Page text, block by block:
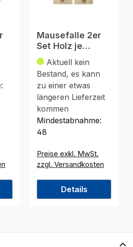
Mausefalle 2er
Set Holz je
9,5x4,8cm
i.Polybeutel
Aktuell kein
Bestand, es kann
zu einer etwas
längeren Lieferzeit
kommen
Mindestabnahme:
48
Preise exkl. MwSt.
zzgl. Versandkosten
Details